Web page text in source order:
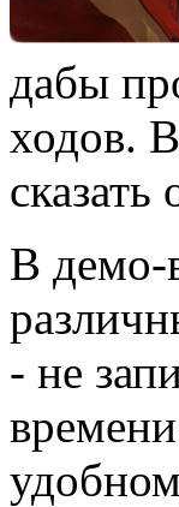
дабы
ходов.
сказать
В демо-
- не